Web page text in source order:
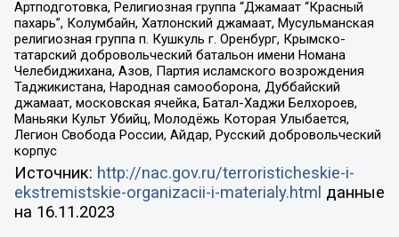
Артподготовка, Религиозная группа “Джамаат “Красный
пахарь”, Колумбайн, Хатлонский джамаат, Мусульманская
религиозная группа п. Кушкуль г. Оренбург, Крымско-
татарский добровольческий батальон имени Номана
Челебиджихана, Азов, Партия исламского возрождения
Таджикистана, Народная самооборона, Дуббайский
джамаат, московская ячейка, Батал-Хаджи Белхороев,
Маньяки Культ Убийц, Молодёжь Которая Улыбается,
Легион Свобода России, Айдар, Русский добровольческий
корпус
Источник: http://nac.gov.ru/terroristicheskie-i-
ekstremistskie-organizacii-i-materialy.html данные
на 16.11.2023